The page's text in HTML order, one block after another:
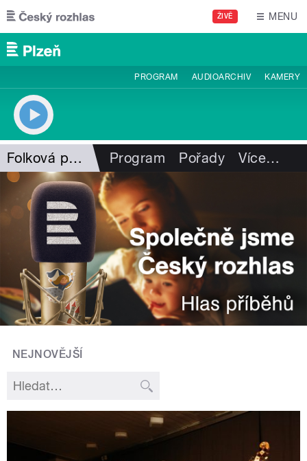
Přejít k hlavnímu obsahu
ŽIVĚ MENU
PROGRAM AUDIOARCHIV KAMERY
Folková pohlazení Program Pořady Více…
NEJNOVĚJŠÍ